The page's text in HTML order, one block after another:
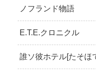
ノフランド物語
E.T.E.クロニクル
誰ソ彼ホテル[たそほ